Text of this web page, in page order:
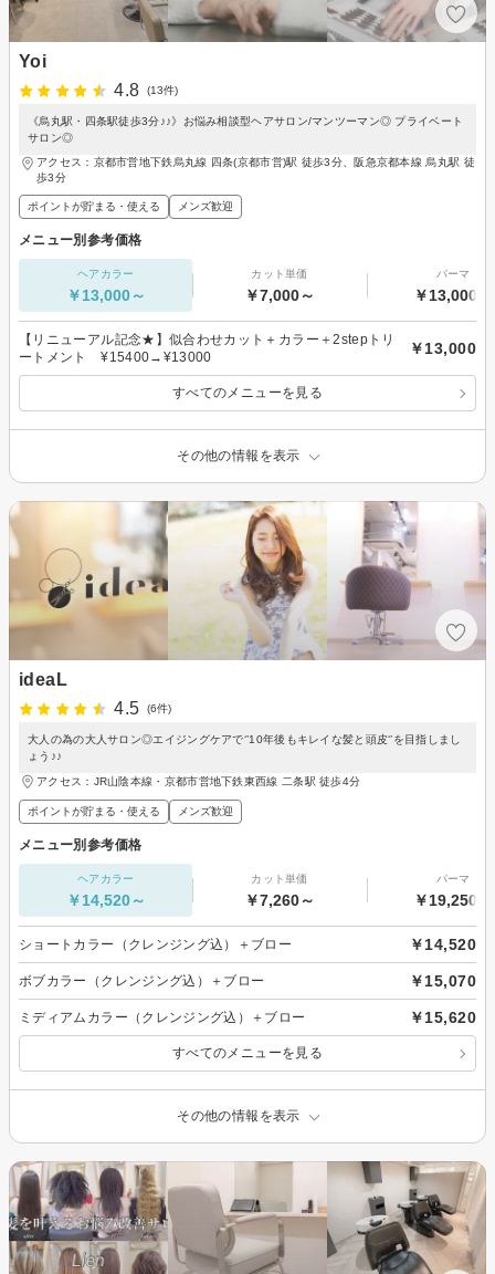
Yoi
4.8
(13件)
《烏丸駅・四条駅徒歩3分♪♪》お悩み相談型ヘアサロン/マンツーマン◎ プライベート
サロン◎
アクセス：京都市営地下鉄烏丸線 四条(京都市営)駅 徒歩3分、阪急京都本線 烏丸駅 徒
歩3分
ポイントが貯まる・使える メンズ歓迎
メニュー別参考価格
ヘアカラー
￥13,000～
カット単価
￥7,000～
パーマ
￥13,000～
【リニューアル記念★】似合わせカット＋カラー＋2stepトリ
ートメント ¥15400→¥13000
￥13,000
すべてのメニューを見る
その他の情報を表示
ideaL
4.5
(6件)
大人の為の大人サロン◎エイジングケアで‘’10年後もキレイな髪と頭皮‘’を目指しまし
ょう♪♪
アクセス：JR山陰本線・京都市営地下鉄東西線 二条駅 徒歩4分
ポイントが貯まる・使える メンズ歓迎
メニュー別参考価格
ヘアカラー
￥14,520～
カット単価
￥7,260～
パーマ
￥19,250～
ショートカラー（クレンジング込）＋ブロー ￥14,520
ボブカラー（クレンジング込）＋ブロー ￥15,070
ミディアムカラー（クレンジング込）＋ブロー ￥15,620
すべてのメニューを見る
その他の情報を表示